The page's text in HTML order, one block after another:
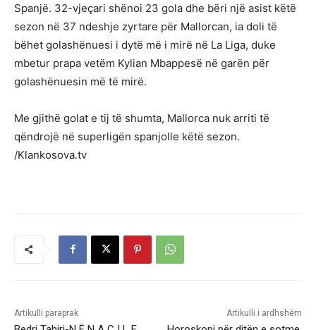
Spanjë. 32-vjeçari shënoi 23 gola dhe bëri një asist këtë
sezon në 37 ndeshje zyrtare për Mallorcan, ia doli të
bëhet golashënuesi i dytë më i mirë në La Liga, duke
mbetur prapa vetëm Kylian Mbappesë në garën për
golashënuesin më të mirë.
Me gjithë golat e tij të shumta, Mallorca nuk arriti të
qëndrojë në superligën spanjolle këtë sezon.
/Klankosova.tv
Artikulli paraprak Artikulli i ardhshëm